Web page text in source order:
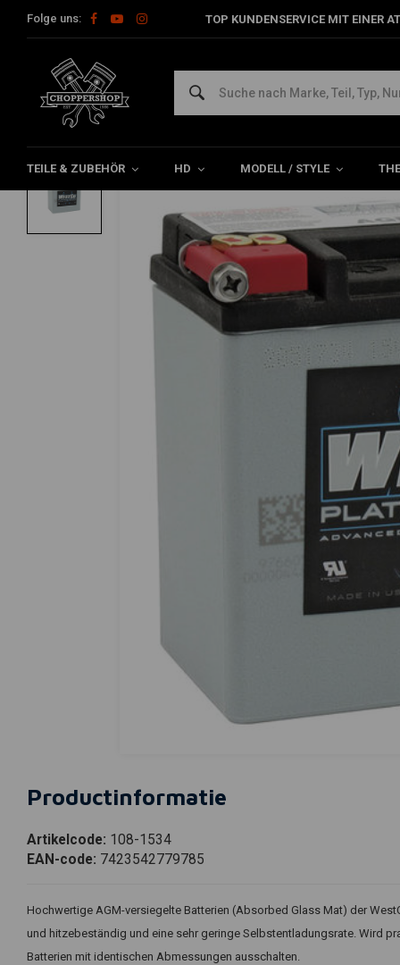
Folge uns: TOP KUNDENSERVICE MIT EINER
TEILE & ZUBEHÖR HD MODELL / STYLE
Home HD Harley Wartung Batterien für Harley Davidson
WESTCO
220CCA AGM Batterie 12V, 14AMP, V-
Productinformatie
Artikelcode: 108-1534
EAN-code: 7423542779785
Hochwertige AGM-versiegelte Batterien (Absorbed Glass Mat) der
und hitzebeständig und eine sehr geringe Selbstentladungsrate. Wird
Batterien mit identischen Abmessungen ausschalten.